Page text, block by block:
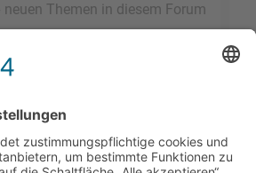
neuen Themen in diesem Forum
in diesem Forum
in diesem Forum
Dateianhänge in diesem Forum